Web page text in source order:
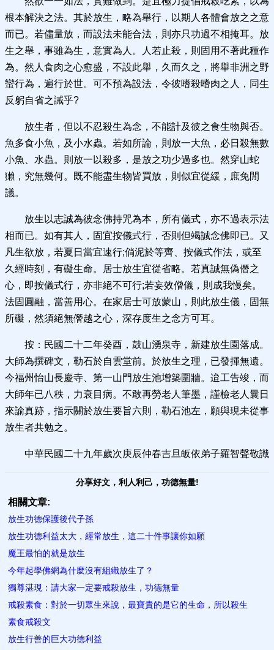
根本解決之法。其於放生，略為舉行，以期人各體會放之之意
而已。若儘量放，而設法未能合法，則亦只功過不相掩耳。放
生之舉，事雖為生，意實為人。人若止殺，則固用不著此種作
為。然人食肉之心愈盛，不設此舉，久而久之，將舉非洲之野
蠻行為，遍行於世。可不預為設法，令彼嗜殺嗜肉之人，同生
反躬自省之誡乎?
放生者，但以不忍殺生為念，不能計及彼之食生物與否。
魚多食小魚，及小水蟲。若如所論，則放一大魚，必日殺無數
小魚、水蟲。則放一以殺多，是放之功少過多也。然穿山蛇
獺，究無幾何。既不能盡生物皆買放，則似宜從緩，庶免閒
議。
放生以志誠為彼念佛持咒為本，所有儀式，亦不過表示法
相而已。如有其人，固宜按儀式行，否則但竭誠念佛即已。又
凡生欲放，若夏日當宜速行;倘泥於等齊、按儀式作法，或至
久經時刻，有礙生命。居士放生宜從省略。若真誠無偽僭之
心，即按儀式行，亦非絕不可行;若妄效僧儀，則成我慢矣。
法固圓融，當善用心。在家居士可放蒙山，則此放生儀，固無
所礙，然須絕無僭越之心，深存度生之念方可耳。
按：民國二十二年癸酉，鼓山湧泉寺，新建放生園落成。
大師為撰碑文，勒石於自雲堂前。於放生之理，已發揮無遺。
今福州怡山長慶寺、第一山門放生池增築圍牆。迨工告竣，而
大師年已八秩，力衰目病。不敢再勞老人筆墨，謹檢老人曩日
來諭真跡，指示關於放生要旨六則，勒石池左，願與現未從事
放生者共勉之。
中華民國二十九年歲次庚辰仲春吉旦皈依弟子羅智聲敬識
分享好文，利人利己，功德無量!
相關文章:
放生功德保護後代子孫
放生功德利益太大，經常放生，這二十件事讓你如願
魔王最怕的就是放生
今年起學佛網為什麼沒有組織放生了？
獨尊湛現：請大家一定要戒殺放生，功德無量
戒殺素食：對於一切眾生來說，最寶貴的是它的生命，所以殺生
素食戒殺文
放生行善的巨大功德利益